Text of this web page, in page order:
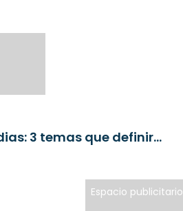
Uranio, la custodia del oro y las “8 Magníficas” indias: 3 temas que definirán los mercados según Roberta Basili
Espacio publicitario